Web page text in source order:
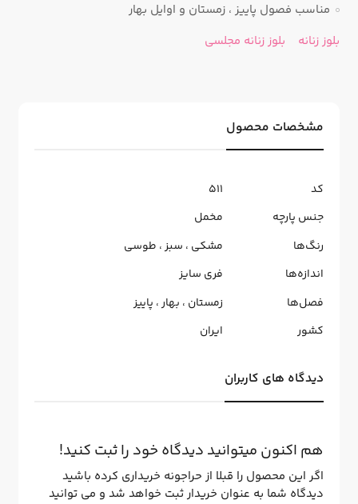
مناسب فصول پاییز ، زمستان و اوایل بهار
بلوز زنانه
بلوز زنانه مجلسی
مشخصات محصول
کد
511
جنس پارچه
مخمل
رنگ‌ها
مشکی ، سبز، طوسی
اندازه‌ها
فری سایز
فصل‌ها
زمستان ، بهار، پاییز
کشور
ایران
دیدگاه های کاربران
هم اکنون میتوانید دیدگاه خود را ثبت کنید!
اگر این محصول را قبلا از حراجونه خریداری کرده باشید
دیدگاه شما به عنوان خریدار ثبت خواهد شد و می توانید